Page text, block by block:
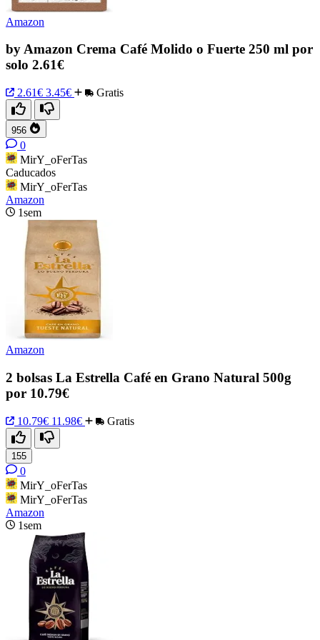
Amazon
by Amazon Crema Café Molido o Fuerte 250 ml por
solo 2.61€
2.61€ 3.45€ Gratis
956
0
MirY_oFerTas
Caducados
MirY_oFerTas
Amazon
1sem
Amazon
2 bolsas La Estrella Café en Grano Natural 500g
por 10.79€
10.79€ 11.98€ Gratis
155
0
MirY_oFerTas
MirY_oFerTas
Amazon
1sem